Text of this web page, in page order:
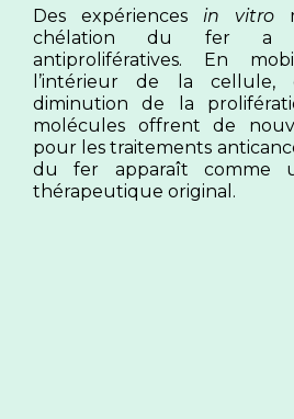
Des expériences in vitro
chélation du fer a
antiprolifératives. En
l’intérieur de la cellule,
diminution de la
molécules offrent de
pour les traitements
du fer apparaît comme
thérapeutique original.